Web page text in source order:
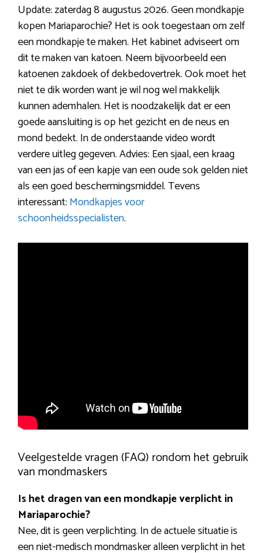
Update: zaterdag 8 augustus 2026. Geen mondkapje
kopen Mariaparochie? Het is ook toegestaan om zelf
een mondkapje te maken. Het kabinet adviseert om
dit te maken van katoen. Neem bijvoorbeeld een
katoenen zakdoek of dekbedovertrek. Ook moet het
niet te dik worden want je wil nog wel makkelijk
kunnen ademhalen. Het is noodzakelijk dat er een
goede aansluiting is op het gezicht en de neus en
mond bedekt. In de onderstaande video wordt
verdere uitleg gegeven. Advies: Een sjaal, een kraag
van een jas of een kapje van een oude sok gelden niet
als een goed beschermingsmiddel. Tevens
interessant: Mondkapjes voor
schoonheidsspecialisten.
Veelgestelde vragen (FAQ) rondom het gebruik
van mondmaskers
Is het dragen van een mondkapje verplicht in
Mariaparochie?
Nee, dit is geen verplichting. In de actuele situatie is
een niet-medisch mondmasker alleen verplicht in het